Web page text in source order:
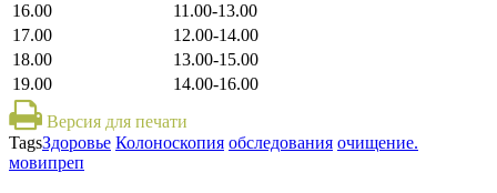
16.00
11.00-13.00
17.00
12.00-14.00
18.00
13.00-15.00
19.00
14.00-16.00
Версия для печати
TagsЗдоровье Колоноскопия обследования очищение.
мовипреп